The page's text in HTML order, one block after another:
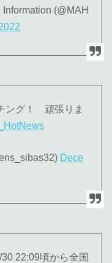
(@MAH
ング！ 頑張りま
Dece
22:09頃から全国